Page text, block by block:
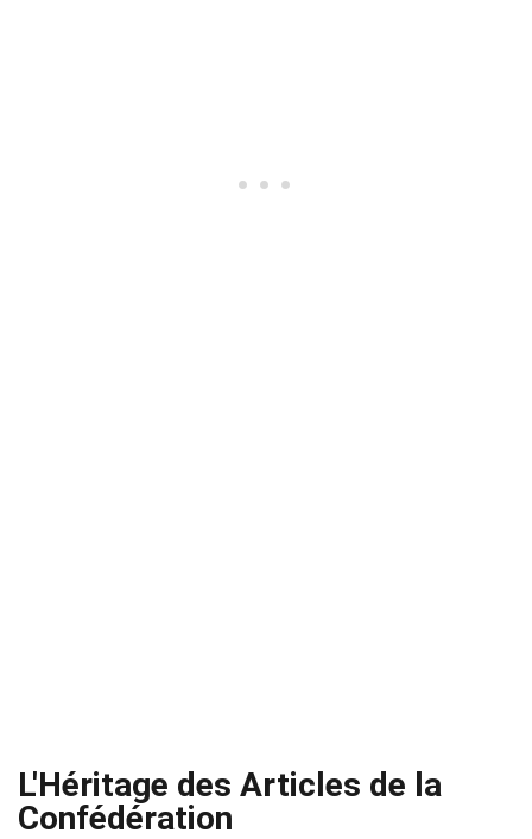
L'Héritage des Articles de la
Confédération